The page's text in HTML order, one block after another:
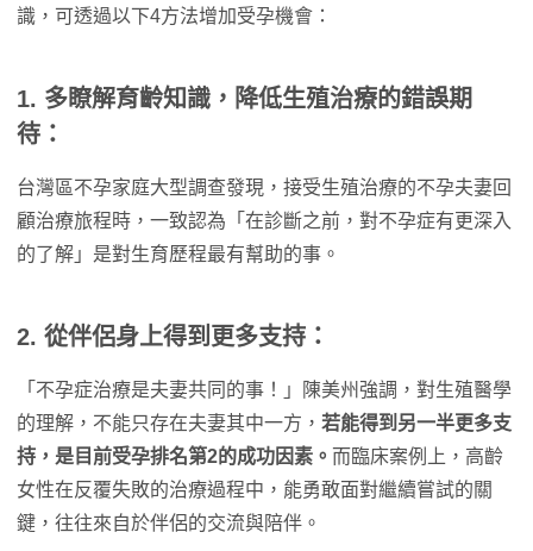
識，可透過以下4方法增加受孕機會：
1. 多瞭解育齡知識，降低生殖治療的錯誤期
待：
台灣區不孕家庭大型調查發現，接受生殖治療的不孕夫妻回
顧治療旅程時，一致認為「在診斷之前，對不孕症有更深入
的了解」是對生育歷程最有幫助的事。
2. 從伴侶身上得到更多支持：
「不孕症治療是夫妻共同的事！」陳美州強調，對生殖醫學
的理解，不能只存在夫妻其中一方， 若能得到另一半更多支
持，是目前受孕排名第2的成功因素。 而臨床案例上，高齡
女性在反覆失敗的治療過程中，能勇敢面對繼續嘗試的關
鍵，往往來自於伴侶的交流與陪伴。